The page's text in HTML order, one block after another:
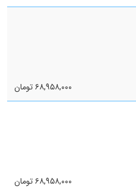
۶۸,۹۵۸,۰۰۰ تومان
۶۸,۹۵۸,۰۰۰ تومان